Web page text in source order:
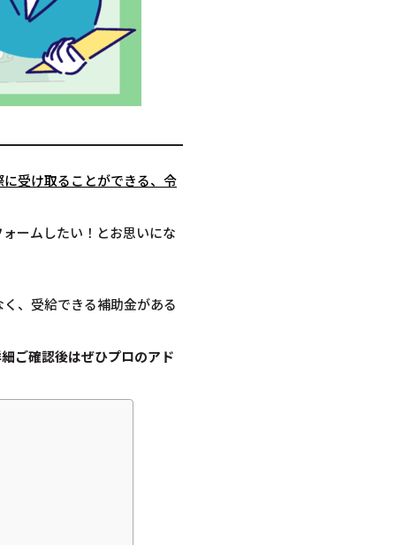
受け取ることができる、令
ームしたい！とお思いにな
、受給できる補助金がある
ご確認後はぜひプロのアド